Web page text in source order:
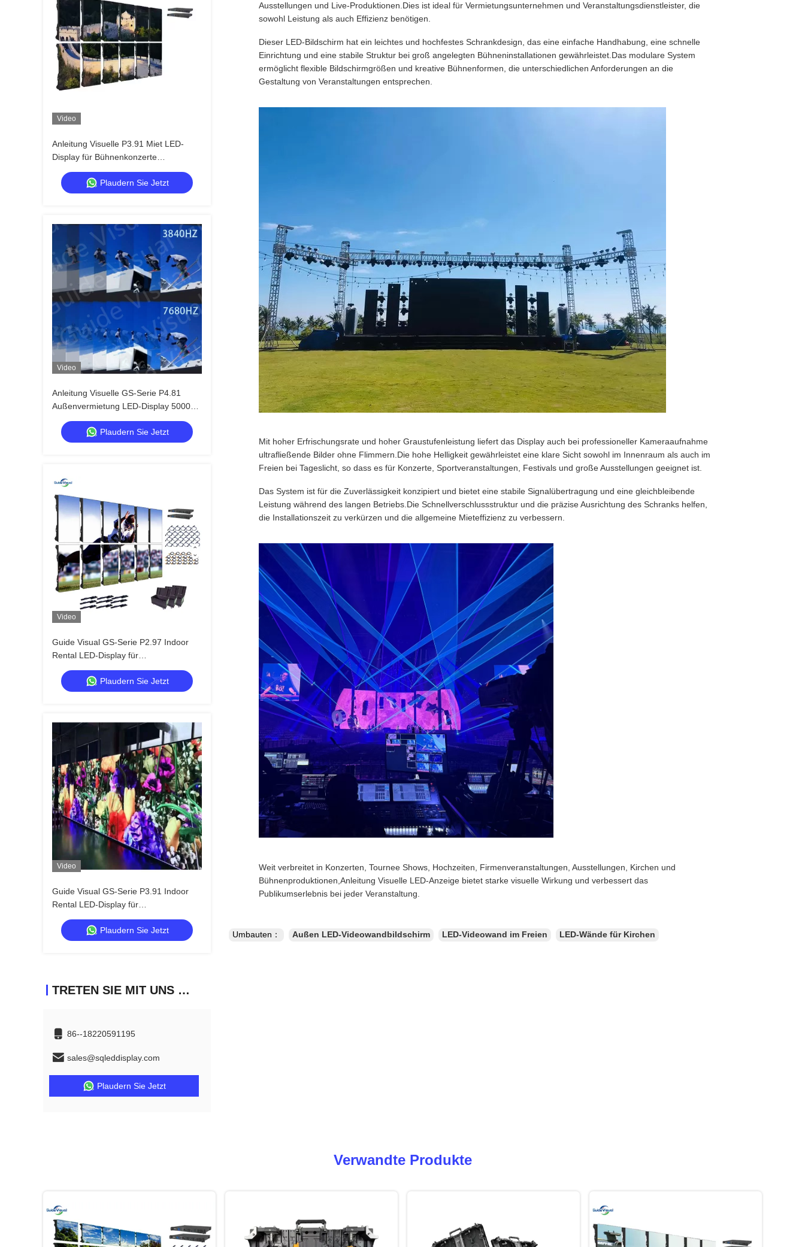
Video
Anleitung Visuelle P3.91 Miet LED-
Display für Bühnenkonzerte
Veranstaltung Outdoor Indoor
Verwendung Hohe Erfrischungsrate
Plaudern Sie Jetzt
Video
Anleitung Visuelle GS-Serie P4.81
Außenvermietung LED-Display 5000nit
IP65 für Stadion-Billboard, 7680Hz
Dual Backup Plaudern Sie Jetzt
Video
Guide Visual GS-Serie P2.97 Indoor
Rental LED-Display für
Ausstellungsveranstaltungen, 7680Hz
ohne schwarzen Bildschirm CE
Plaudern Sie Jetzt
Video
Guide Visual GS-Serie P3.91 Indoor
Rental LED-Display für
Hochzeitsveranstaltungen, 7680Hz
Dual Backup CEPlaudern Sie Jetzt
TRETEN SIE MIT UNS IN VERBINDUNG
86--18220591195
sales@sqleddisplay.com
Plaudern Sie Jetzt
Ausstellungen und Live-Produktionen.Dies ist ideal für Vermietungsunternehmen und Veranstaltungsdienstleister, die
sowohl Leistung als auch Effizienz benötigen.
Dieser LED-Bildschirm hat ein leichtes und hochfestes Schrankdesign, das eine einfache Handhabung, eine schnelle
Einrichtung und eine stabile Struktur bei groß angelegten Bühneninstallationen gewährleistet.Das modulare System
ermöglicht flexible Bildschirmgrößen und kreative Bühnenformen, die unterschiedlichen Anforderungen an die
Gestaltung von Veranstaltungen entsprechen.
Mit hoher Erfrischungsrate und hoher Graustufenleistung liefert das Display auch bei professioneller Kameraaufnahme
ultrafließende Bilder ohne Flimmern.Die hohe Helligkeit gewährleistet eine klare Sicht sowohl im Innenraum als auch im
Freien bei Tageslicht, so dass es für Konzerte, Sportveranstaltungen, Festivals und große Ausstellungen geeignet ist.
Das System ist für die Zuverlässigkeit konzipiert und bietet eine stabile Signalübertragung und eine gleichbleibende
Leistung während des langen Betriebs.Die Schnellverschlussstruktur und die präzise Ausrichtung des Schranks helfen,
die Installationszeit zu verkürzen und die allgemeine Mieteffizienz zu verbessern.
Weit verbreitet in Konzerten, Tournee Shows, Hochzeiten, Firmenveranstaltungen, Ausstellungen, Kirchen und
Bühnenproduktionen,Anleitung Visuelle LED-Anzeige bietet starke visuelle Wirkung und verbessert das
Publikumserlebnis bei jeder Veranstaltung.
Umbauten： Außen LED-Videowandbildschirm LED-Videowand im Freien LED-Wände für Kirchen
Verwandte Produkte